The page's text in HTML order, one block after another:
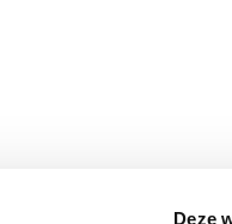
Deze